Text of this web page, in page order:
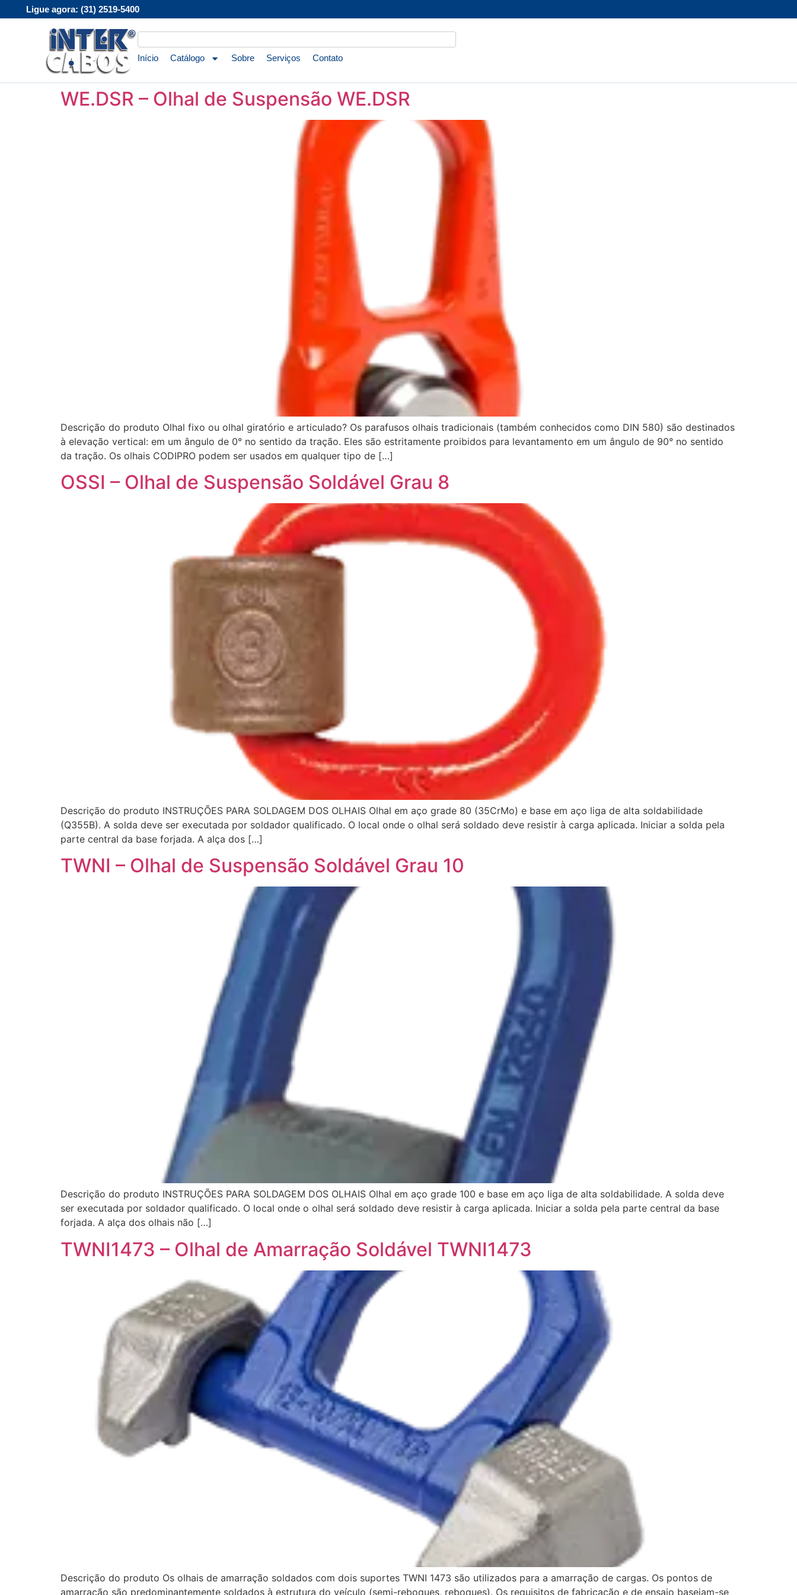
Ligue agora: (31) 2519-5400
Início Catálogo Sobre Serviços Contato
WE.DSR – Olhal de Suspensão WE.DSR
Descrição do produto Olhal fixo ou olhal giratório e articulado? Os parafusos olhais tradicionais (também conhecidos como DIN 580) são destinados
à elevação vertical: em um ângulo de 0° no sentido da tração. Eles são estritamente proibidos para levantamento em um ângulo de 90° no sentido
da tração. Os olhais CODIPRO podem ser usados em qualquer tipo de […]
OSSI – Olhal de Suspensão Soldável Grau 8
Descrição do produto INSTRUÇÕES PARA SOLDAGEM DOS OLHAIS Olhal em aço grade 80 (35CrMo) e base em aço liga de alta soldabilidade
(Q355B). A solda deve ser executada por soldador qualificado. O local onde o olhal será soldado deve resistir à carga aplicada. Iniciar a solda pela
parte central da base forjada. A alça dos […]
TWNI – Olhal de Suspensão Soldável Grau 10
Descrição do produto INSTRUÇÕES PARA SOLDAGEM DOS OLHAIS Olhal em aço grade 100 e base em aço liga de alta soldabilidade. A solda deve
ser executada por soldador qualificado. O local onde o olhal será soldado deve resistir à carga aplicada. Iniciar a solda pela parte central da base
forjada. A alça dos olhais não […]
TWNI1473 – Olhal de Amarração Soldável TWNI1473
Descrição do produto Os olhais de amarração soldados com dois suportes TWNI 1473 são utilizados para a amarração de cargas. Os pontos de
amarração são predominantemente soldados à estrutura do veículo (semi-reboques, reboques). Os requisitos de fabricação e de ensaio baseiam-se